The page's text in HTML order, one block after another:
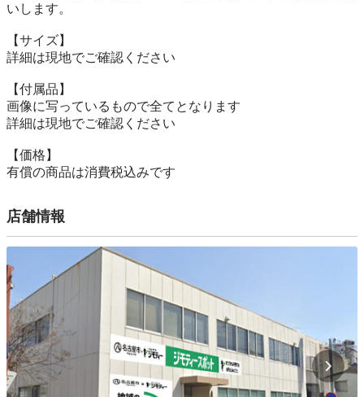
いします。
【サイズ】
詳細は現地でご確認ください
【付属品】
画像に写っているもので全てとなります
詳細は現地でご確認ください
【価格】
有償の商品は消費税込みです
店舗情報